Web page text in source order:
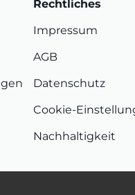
Rechtliches
Impressum
AGB
Datenschutz
Cookie-
Nachhaltigkeit